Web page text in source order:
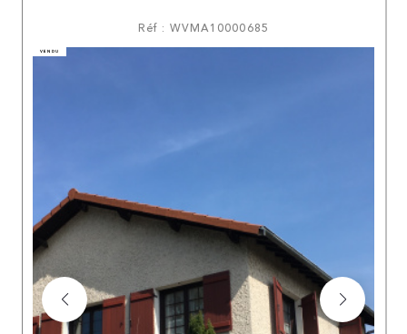
Réf : WVMA10000685
VENDU